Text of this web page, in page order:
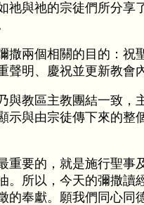
祂與祂的宗徒們所分享
撒兩個相關的目的：祝
聲明、慶祝並更新教會
與教區主教團結一致，
示與由宗徒傳下來的整
重要的，就是施行聖事
。所以，今天的彌撒讀
的奉獻。願我們同心同